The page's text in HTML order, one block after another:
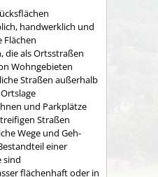
handwerklich und
Flächen
die als Ortsstraßen
Wohngebieten
Straßen außerhalb
und Parkplätze
Straßen
Wege und Geh-
einer
sind
flächenhaft oder in